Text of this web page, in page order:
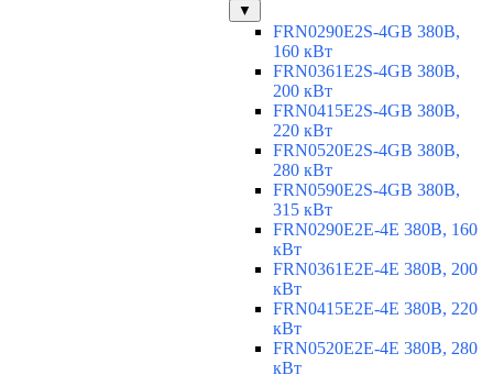
▼
FRN0290E2S-4GB 380В,
160 кВт
FRN0361E2S-4GB 380В,
200 кВт
FRN0415E2S-4GB 380В,
220 кВт
FRN0520E2S-4GB 380В,
280 кВт
FRN0590E2S-4GB 380В,
315 кВт
FRN0290E2E-4E 380В, 160
кВт
FRN0361E2E-4E 380В, 200
кВт
FRN0415E2E-4E 380В, 220
кВт
FRN0520E2E-4E 380В, 280
кВт